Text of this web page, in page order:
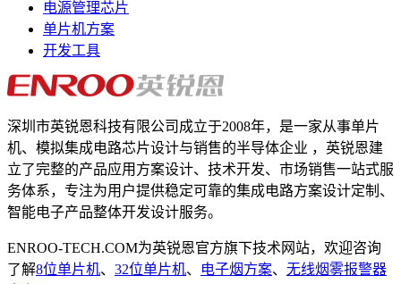
电源管理芯片
单片机方案
开发工具
深圳市英锐恩科技有限公司成立于2008年，是一家从事单片
机、模拟集成电路芯片设计与销售的半导体企业 ，英锐恩建
立了完整的产品应用方案设计、技术开发、市场销售一站式服
务体系，专注为用户提供稳定可靠的集成电路方案设计定制、
智能电子产品整体开发设计服务。
ENROO-TECH.COM为英锐恩官方旗下技术网站，欢迎咨询
了解8位单片机、 32位单片机、 电子烟方案、 无线烟雾报警器